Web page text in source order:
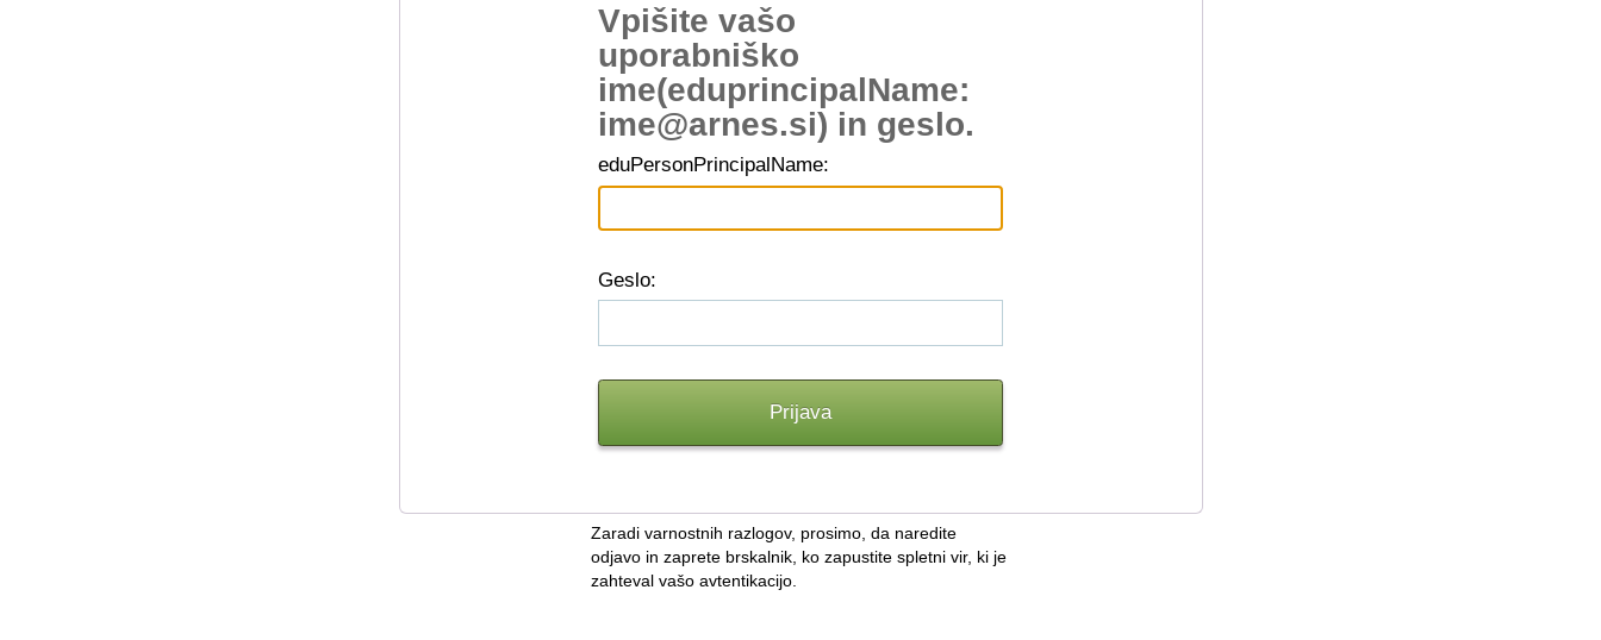
Vpišite vašo
uporabniško
ime(eduprincipalName:
ime@arnes.si) in geslo.
eduPersonPrincipalName:
Geslo:
Zaradi varnostnih razlogov, prosimo, da naredite
odjavo in zaprete brskalnik, ko zapustite spletni vir, ki je
zahteval vašo avtentikacijo.